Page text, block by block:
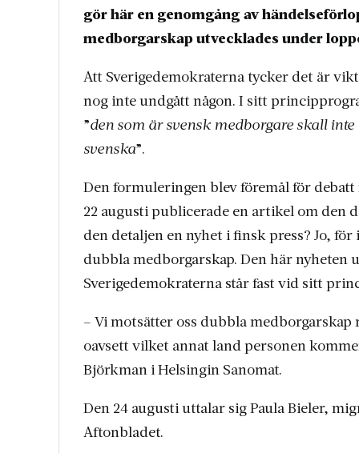
gör här en genomgång av
medborgarskap utvecklades under
Att Sverigedemokraterna tycker det är
nog inte undgått någon. I sitt
”den som är svensk medborgare skall
svenska”.
Den formuleringen blev föremål för
22 augusti publicerade en artikel om den
den detaljen en nyhet i finsk press? Jo,
dubbla medborgarskap. Den här
Sverigedemokraterna står fast vid sitt
– Vi motsätter oss dubbla
oavsett vilket annat land personen
Björkman i Helsingin Sanomat.
Den 24 augusti uttalar sig Paula Bieler,
Aftonbladet.